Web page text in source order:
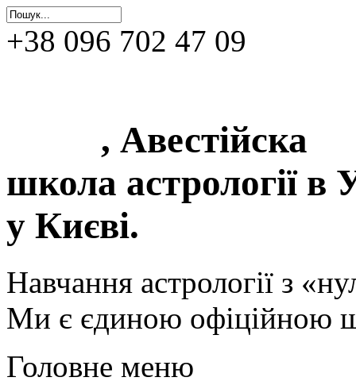
+38 096 702 47 09
, Авестійска
школа астрології в
у Києві.
Навчання астрології з
Ми є єдиною офіційною
Головне меню